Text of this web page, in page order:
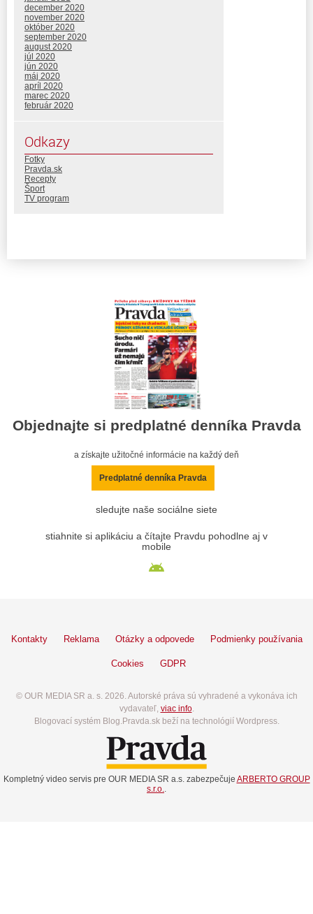
december 2020
november 2020
október 2020
september 2020
august 2020
júl 2020
jún 2020
máj 2020
apríl 2020
marec 2020
február 2020
Odkazy
Fotky
Pravda.sk
Recepty
Šport
TV program
Objednajte si predplatné denníka Pravda
a získajte užitočné informácie na každý deň
Predplatné denníka Pravda
sledujte naše sociálne siete
stiahnite si aplikáciu a čítajte Pravdu pohodlne aj v
mobile
Kontakty Reklama Otázky a odpovede Podmienky používania
Cookies GDPR
© OUR MEDIA SR a. s. 2026. Autorské práva sú vyhradené a vykonáva ich
vydavateľ, viac info.
Blogovací systém Blog.Pravda.sk beží na technológií Wordpress.
Kompletný video servis pre OUR MEDIA SR a.s. zabezpečuje ARBERTO GROUP
s.r.o..